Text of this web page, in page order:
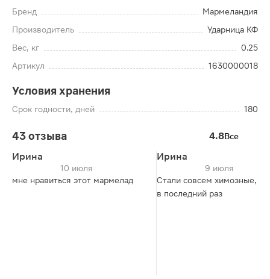
Бренд
Мармеландия
Производитель
Ударница КФ
Вес, кг
0.25
Артикул
1630000018
Условия хранения
Срок годности, дней 180
43 отзыва 4.8Все
Ирина
10 июля
мне нравиться этот мармелад
Ирина
9 июля
Стали совсем химозные,
в последний раз